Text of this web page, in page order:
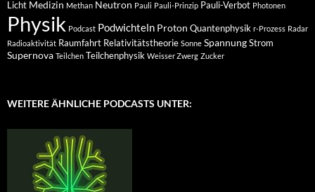
Licht Medizin Methan Neutron Pauli Pauli-Prinzip Pauli-Verbot Photonen
Physik Podcast Podwichteln Proton Quantenphysik r-Prozess Radar
Radioaktivität Raumfahrt Relativitätstheorie Sonne Spannung Strom
Supernova Teilchen Teilchenphysik Weisser Zwerg Zucker
WEITERE ÄHNLICHE PODCASTS UNTER: